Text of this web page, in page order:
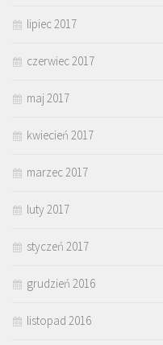
lipiec 2017
czerwiec 2017
maj 2017
kwiecień 2017
marzec 2017
luty 2017
styczeń 2017
grudzień 2016
listopad 2016